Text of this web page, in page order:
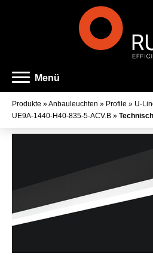
Menü
Produkte »Anbauleuchten » Profile » U-
UE9A-1440-H40-835-5-ACV.B »